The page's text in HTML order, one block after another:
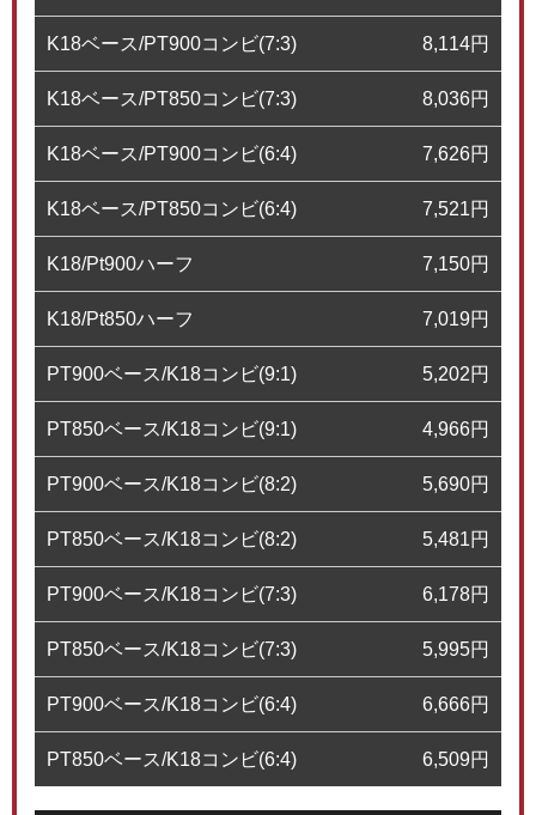
K18ベース/PT900コンビ(7:3) 8,114円
K18ベース/PT850コンビ(7:3) 8,036円
K18ベース/PT900コンビ(6:4) 7,626円
K18ベース/PT850コンビ(6:4) 7,521円
K18/Pt900ハーフ 7,150円
K18/Pt850ハーフ 7,019円
PT900ベース/K18コンビ(9:1) 5,202円
PT850ベース/K18コンビ(9:1) 4,966円
PT900ベース/K18コンビ(8:2) 5,690円
PT850ベース/K18コンビ(8:2) 5,481円
PT900ベース/K18コンビ(7:3) 6,178円
PT850ベース/K18コンビ(7:3) 5,995円
PT900ベース/K18コンビ(6:4) 6,666円
PT850ベース/K18コンビ(6:4) 6,509円